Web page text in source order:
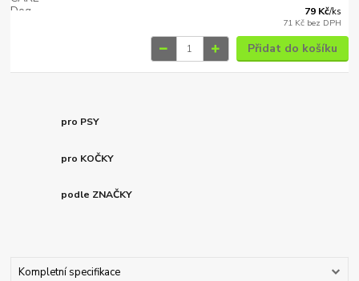
79 Kč/ks
71 Kč bez DPH
Přidat do košíku
pro PSY
pro KOČKY
podle ZNAČKY
Kompletní specifikace